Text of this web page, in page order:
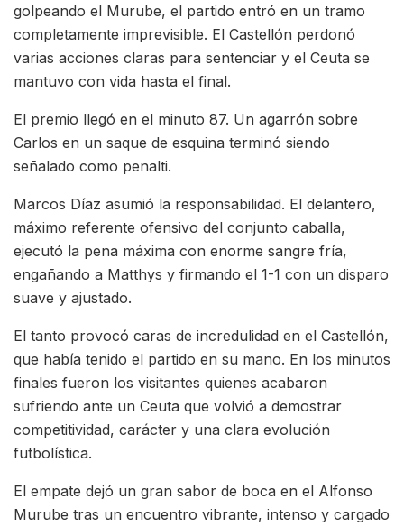
golpeando el Murube, el partido entró en un tramo
completamente imprevisible. El Castellón perdonó
varias acciones claras para sentenciar y el Ceuta se
mantuvo con vida hasta el final.
El premio llegó en el minuto 87. Un agarrón sobre
Carlos en un saque de esquina terminó siendo
señalado como penalti.
Marcos Díaz asumió la responsabilidad. El delantero,
máximo referente ofensivo del conjunto caballa,
ejecutó la pena máxima con enorme sangre fría,
engañando a Matthys y firmando el 1-1 con un disparo
suave y ajustado.
El tanto provocó caras de incredulidad en el Castellón,
que había tenido el partido en su mano. En los minutos
finales fueron los visitantes quienes acabaron
sufriendo ante un Ceuta que volvió a demostrar
competitividad, carácter y una clara evolución
futbolística.
El empate dejó un gran sabor de boca en el Alfonso
Murube tras un encuentro vibrante, intenso y cargado